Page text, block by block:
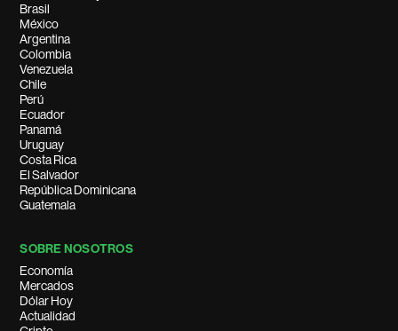
Brasil
México
Argentina
Colombia
Venezuela
Chile
Perú
Ecuador
Panamá
Uruguay
Costa Rica
El Salvador
República Dominicana
Guatemala
SOBRE NOSOTROS
Economía
Mercados
Dólar Hoy
Actualidad